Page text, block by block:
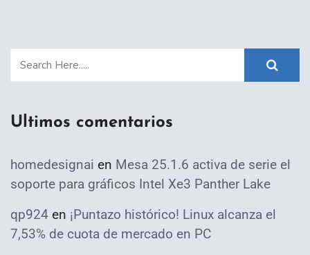
Ultimos comentarios
homedesignai en Mesa 25.1.6 activa de serie el
soporte para gráficos Intel Xe3 Panther Lake
qp924 en ¡Puntazo histórico! Linux alcanza el
7,53% de cuota de mercado en PC